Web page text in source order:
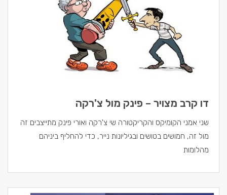
דו קרב מצויר – פינק מול צ'רקה
שני אמני הקומיקס והקריקטורה שי צ'רקה ואורי פינק מתייצבים זה
מול זה, חמושים בטושים ובגיליונות נייר, כדי להחליף ביניהם
מהלומות